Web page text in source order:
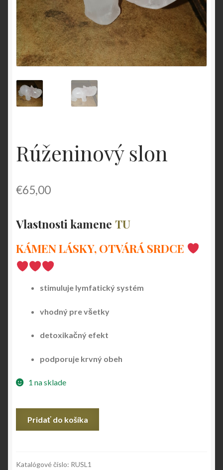
O nás
OBCHODNÉ PODMIENKY
Pokladňa
Zásady ochrany osobných údajov
Rúženinový slon
€65,00
Vlastnosti kamene TU
KÁMEN LÁSKY, OTVÁRÁ SRDCE
stimuluje lymfatický systém
vhodný pre všetky
detoxikačný efekt
podporuje krvný obeh
1 na sklade
Pridať do košíka
Katalógové číslo: RUSL1